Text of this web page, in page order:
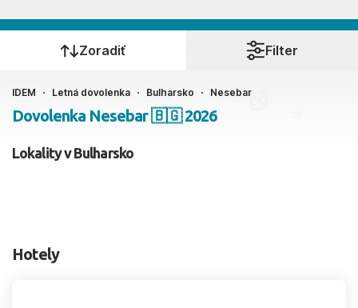
Kedy cestujete?
Ako cestujete?
2 dospelí, 0 deti
Zoradiť Filter
IDEM Letná dovolenka Bulharsko Nesebar
Dovolenka Nesebar 🇧🇬 2026
Lokality v Bulharsko
Hotely